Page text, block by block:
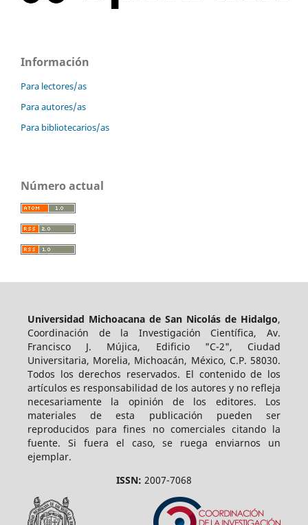
Información
Para lectores/as
Para autores/as
Para bibliotecarios/as
Número actual
Universidad Michoacana de San Nicolás de Hidalgo,
Coordinación de la Investigación Científica, Av.
Francisco J. Mújica, Edificio "C-2", Ciudad
Universitaria, Morelia, Michoacán, México, C.P. 58030.
Todos los derechos reservados. El contenido de los
artículos es responsabilidad de los autores y no refleja
necesariamente la opinión de los editores. Los
materiales de esta publicación pueden ser
reproducidos para fines no comerciales citando la
fuente. Si fuera el caso, se ruega enviarnos un
ejemplar.
ISSN: 2007-7068